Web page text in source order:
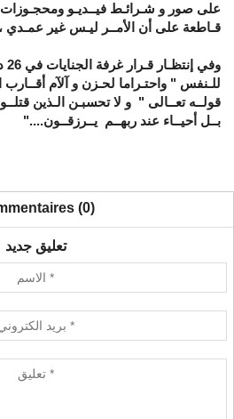
على صور و شـرائـط فيــديـو ومحجـوزات
قـاطعة على أن الأمــر ليـس غير عمـدي
للـنفس " واحتـراما لحـزن و آلآم أقــارب
قولــه تعــالى " و لا تحسبـن الـذين
بــل أحيــاء عند ربهــم يــرزقــون...."
(0)
تعليق جديد